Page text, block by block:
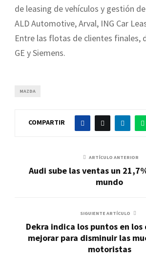
de leasing de vehículos y gestión
ALD Automotive, Arval, ING Car
Entre las flotas de clientes finales,
GE y Siemens.
MAZDA
COMPARTIR
ARTÍCULO ANTERIOR
Audi sube las ventas un
mundo
SIGUIENTE ARTÍCULO
Dekra indica los puntos en los
mejorar para disminuir las
motoristas